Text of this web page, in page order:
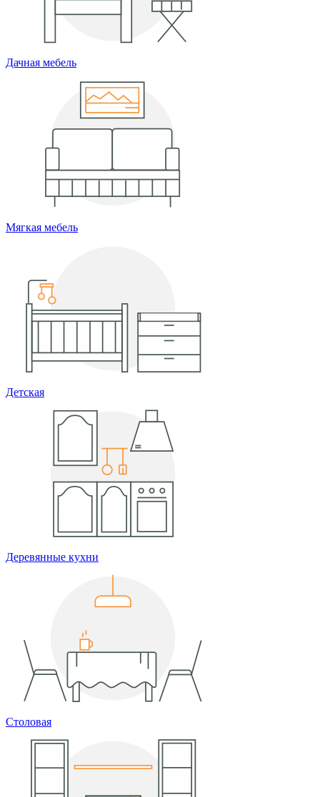
Дачная мебель
Мягкая мебель
Детская
Деревянные кухни
Столовая